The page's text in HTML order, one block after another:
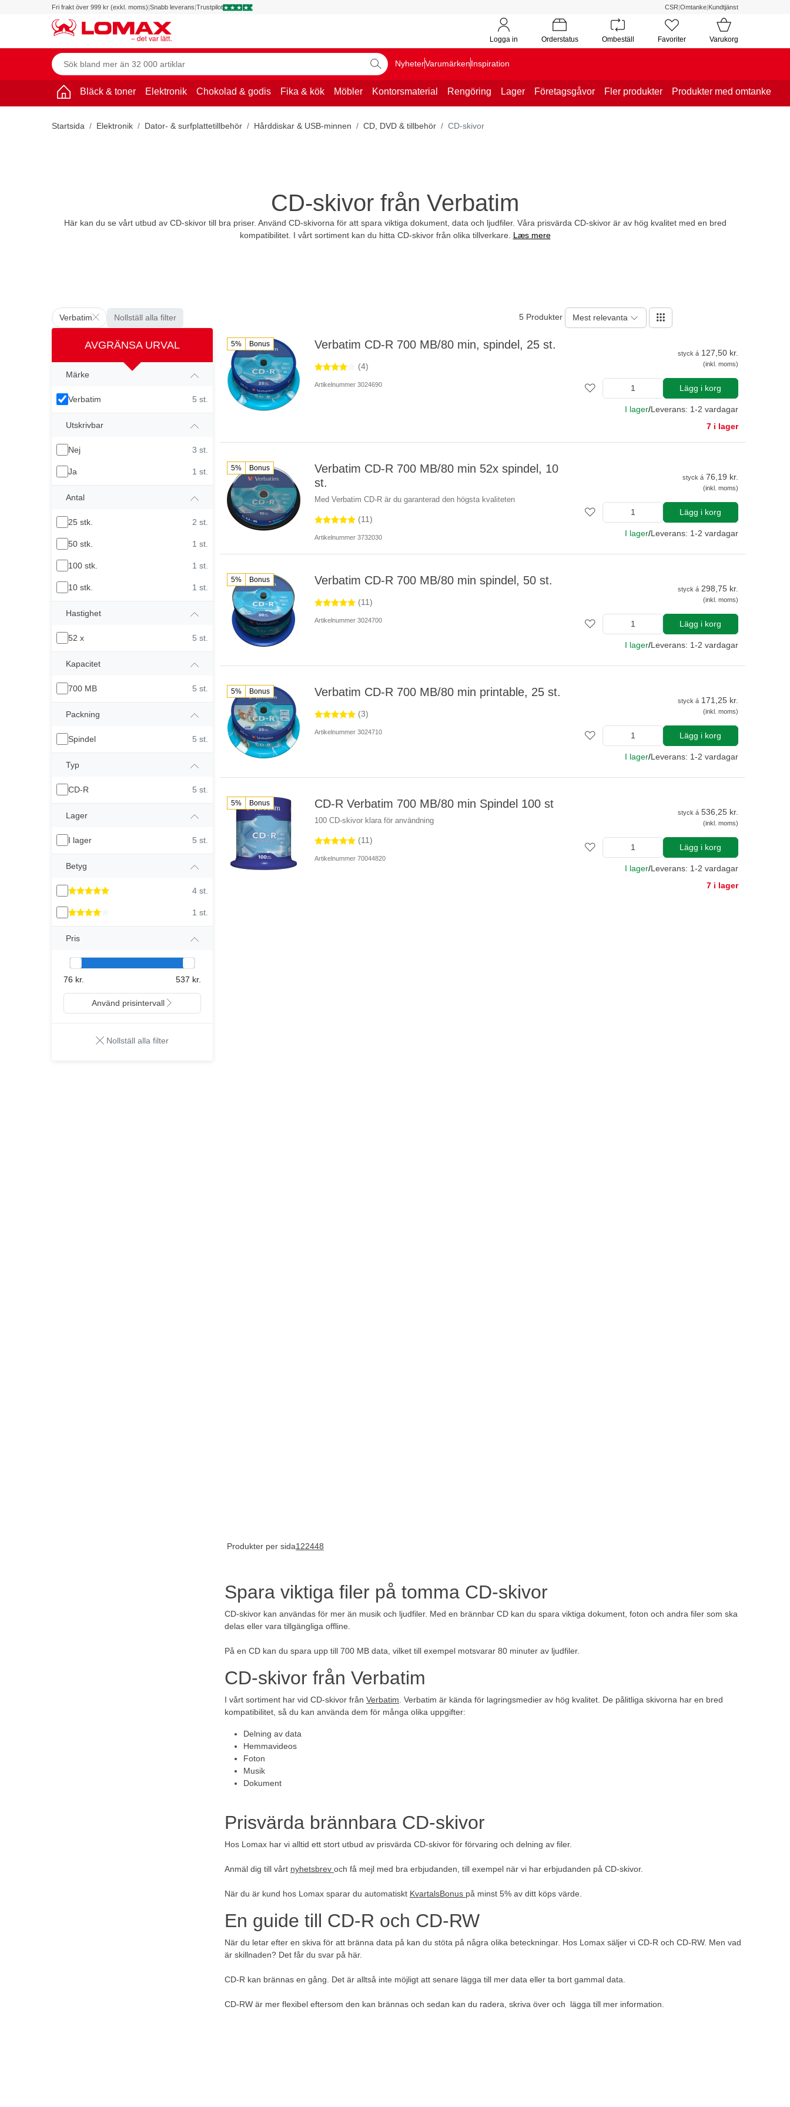
Fri frakt över 999 kr (exkl. moms)|Snabb leverans|Trustpilot CSR|Omtanke|Kundtjänst
Logga in Orderstatus Ombeställ Favoriter Varukorg
NyheterVarumärkenInspiration
Bläck & toner Elektronik Chokolad & godis Fika & kök Möbler Kontorsmaterial Rengöring Lager Företagsgåvor Fler produkter Produkter med omtanke
Startsida Elektronik Dator- & surfplattetillbehör Hårddiskar & USB-minnen CD, DVD & tillbehör CD-skivor
CD-skivor från Verbatim
Här kan du se vårt utbud av CD-skivor till bra priser. Använd CD-skivorna för att spara viktiga dokument, data och ljudfiler. Våra prisvärda CD-skivor är av hög kvalitet med en bred
kompatibilitet. I vårt sortiment kan du hitta CD-skivor från olika tillverkare. Læs mere
Verbatim Nollställ alla filter 5 Produkter Mest relevanta
AVGRÄNSA URVAL
Märke
Verbatim 5 st.
Utskrivbar
Nej 3 st.
Ja 1 st.
Antal
25 stk. 2 st.
50 stk. 1 st.
100 stk. 1 st.
10 stk. 1 st.
Hastighet
52 x 5 st.
Kapacitet
700 MB 5 st.
Packning
Spindel 5 st.
Typ
CD-R 5 st.
Lager
I lager 5 st.
Betyg
4 st.
1 st.
Pris
76 kr. 537 kr.
Använd prisintervall
Nollställ alla filter
5% Bonus Verbatim CD-R 700 MB/80 min, spindel, 25 st.
(4)
Artikelnummer 3024690
styck á 127,50 kr.
(inkl. moms)
Lägg i korg
I lager/Leverans: 1-2 vardagar
7 i lager
5% Bonus
Verbatim CD-R 700 MB/80 min 52x spindel, 10
st.
Med Verbatim CD-R är du garanterad den högsta kvaliteten
(11)
Artikelnummer 3732030
styck á 76,19 kr.
(inkl. moms)
Lägg i korg
I lager/Leverans: 1-2 vardagar
5% Bonus Verbatim CD-R 700 MB/80 min spindel, 50 st.
(11)
Artikelnummer 3024700
styck á 298,75 kr.
(inkl. moms)
Lägg i korg
I lager/Leverans: 1-2 vardagar
5% Bonus Verbatim CD-R 700 MB/80 min printable, 25 st.
(3)
Artikelnummer 3024710
styck á 171,25 kr.
(inkl. moms)
Lägg i korg
I lager/Leverans: 1-2 vardagar
5% Bonus CD-R Verbatim 700 MB/80 min Spindel 100 st
100 CD-skivor klara för användning
(11)
Artikelnummer 70044820
styck á 536,25 kr.
(inkl. moms)
Lägg i korg
I lager/Leverans: 1-2 vardagar
7 i lager
Produkter per sida122448
Spara viktiga filer på tomma CD-skivor
CD-skivor kan användas för mer än musik och ljudfiler. Med en brännbar CD kan du spara viktiga dokument, foton och andra filer som ska
delas eller vara tillgängliga offline.
På en CD kan du spara upp till 700 MB data, vilket till exempel motsvarar 80 minuter av ljudfiler.
CD-skivor från Verbatim
I vårt sortiment har vid CD-skivor från Verbatim . Verbatim är kända för lagringsmedier av hög kvalitet. De pålitliga skivorna har en bred
kompatibilitet, så du kan använda dem för många olika uppgifter:
Delning av data
Hemmavideos
Foton
Musik
Dokument
Prisvärda brännbara CD-skivor
Hos Lomax har vi alltid ett stort utbud av prisvärda CD-skivor för förvaring och delning av filer.
Anmäl dig till vårt nyhetsbrev och få mejl med bra erbjudanden, till exempel när vi har erbjudanden på CD-skivor.
När du är kund hos Lomax sparar du automatiskt KvartalsBonus på minst 5% av ditt köps värde.
En guide till CD-R och CD-RW
När du letar efter en skiva för att bränna data på kan du stöta på några olika beteckningar. Hos Lomax säljer vi CD-R och CD-RW. Men vad
är skillnaden? Det får du svar på här.
CD-R kan brännas en gång. Det är alltså inte möjligt att senare lägga till mer data eller ta bort gammal data.
CD-RW är mer flexibel eftersom den kan brännas och sedan kan du radera, skriva över och lägga till mer information.